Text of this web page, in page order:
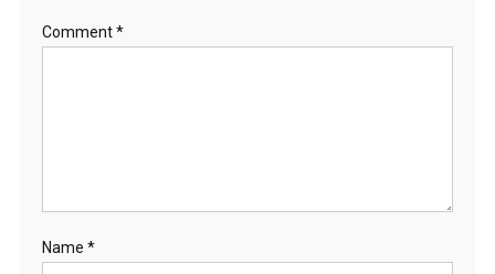
Comment*
Name *